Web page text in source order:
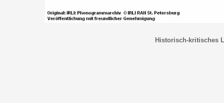
Historisch-kritisches